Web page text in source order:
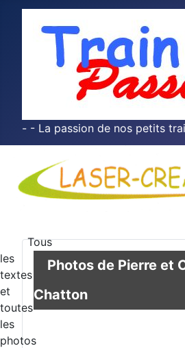
- - La passion de nos petits
Photos de Pierre et
Chatton
Tous
les
textes
et
toutes
les
photos